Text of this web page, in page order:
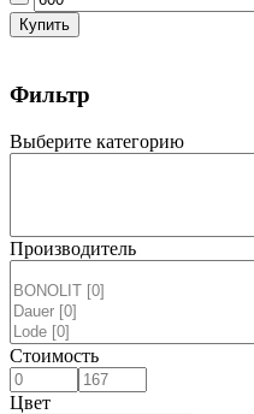
Фильтр
Выберите категорию
Производитель
Стоимость
Цвет